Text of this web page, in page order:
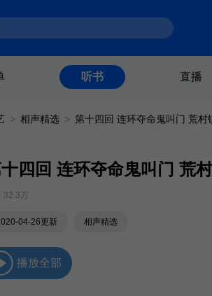
听书 直播
> 相声精选 > 第十四回 连环夺命鬼叫门 荒村
四回 连环夺命鬼叫门 荒
32.3万
04-26更新 相声精选
播放全部